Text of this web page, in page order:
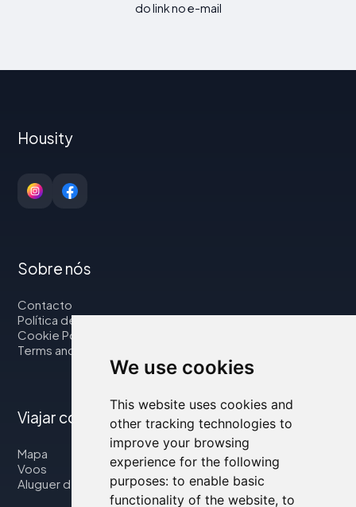
We use cookies
This website uses cookies and
other tracking technologies to
improve your browsing
experience for the following
purposes: to enable basic
functionality of the website, to
do link no e-mail
Housity
Sobre nós
Contacto
Política de privacidade
Cookie Policy
Terms and Conditions
Viajar connosco
Mapa
Voos
Aluguer de automóveis